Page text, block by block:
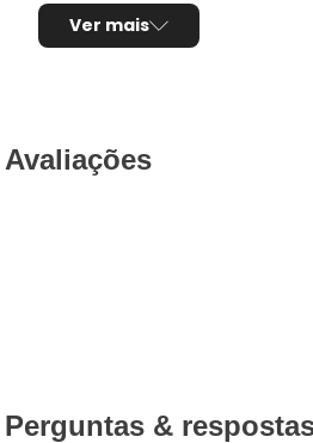
Aplus tem mais de 40 anos
Aplus 100% produzido na
- Restaura as
- Produto Original em
Ver mais
Avaliações
Perguntas &